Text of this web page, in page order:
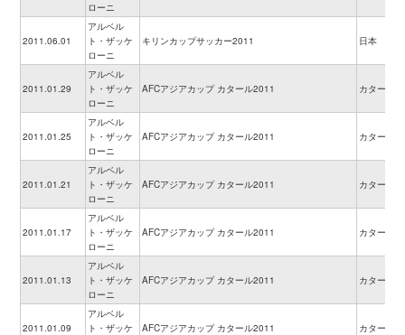
ローニ
2011.06.01
アルベル
ト・ザッケ
ローニ
キリンカップサッカー2011 日本
2011.01.29
アルベル
ト・ザッケ
ローニ
AFCアジアカップ カタール2011 カタール
2011.01.25
アルベル
ト・ザッケ
ローニ
AFCアジアカップ カタール2011 カタール
2011.01.21
アルベル
ト・ザッケ
ローニ
AFCアジアカップ カタール2011 カタール
2011.01.17
アルベル
ト・ザッケ
ローニ
AFCアジアカップ カタール2011 カタール
2011.01.13
アルベル
ト・ザッケ
ローニ
AFCアジアカップ カタール2011 カタール
2011.01.09
アルベル
ト・ザッケ
AFCアジアカップ カタール2011 カタール